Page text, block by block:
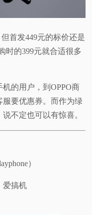
首发449元的标价还是
时的399元就合适很多
的用户，到OPPO商
服要优惠券。而作为绿
不定也可以有惊喜。
）
爱搞机